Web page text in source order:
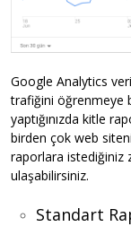
Google Analytics
trafiğini öğrenmeye
yaptığınızda kitle
birden çok web
raporlara istediğiniz
ulaşabilirsiniz.
Standart